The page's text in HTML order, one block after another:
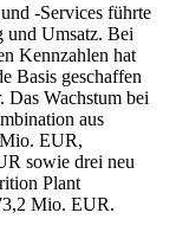
-Services führte
und Umsatz. Bei
Kennzahlen hat
Basis geschaffen
Das Wachstum bei
aus
EUR,
sowie drei neu
Plant
Mio. EUR.